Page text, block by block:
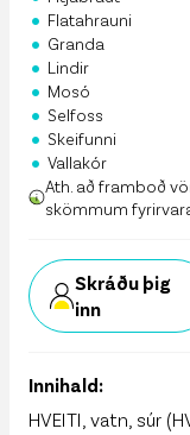
• Flatahrauni
• Granda
• Lindir
• Mosó
• Selfoss
• Skeifunni
• Vallakór
Ath. að framboð
skömmum
Skráðu þig
inn
Innihald:
HVEITI, vatn, súr